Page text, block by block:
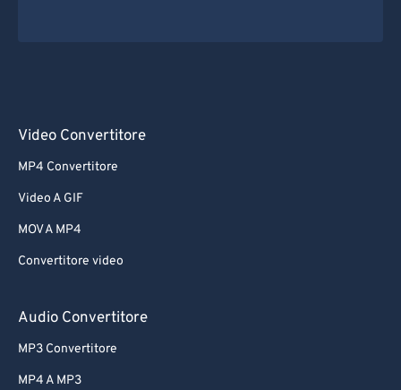
Video Convertitore
MP4 Convertitore
Video A GIF
MOV A MP4
Convertitore video
Audio Convertitore
MP3 Convertitore
MP4 A MP3